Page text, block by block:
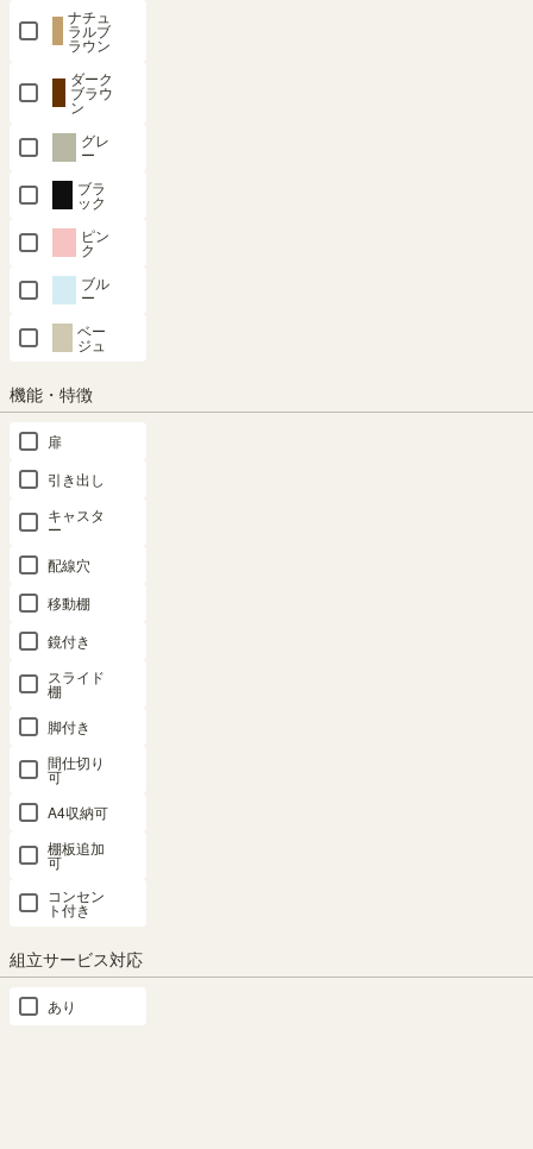
ナチュ
ラルブ
ラウン
ダーク
ブラウ
ン
グレ
ー
ブラ
ック
ピン
ク
ブル
ー
ベー
ジュ
機能・特徴
扉
引き出し
キャスタ
ー
配線穴
移動棚
鏡付き
スライド
棚
脚付き
間仕切り
可
A4収納可
棚板追加
可
コンセン
ト付き
組立サービス対応
あり
予定日:---
※在庫状況、実際の詳細な住所により変動する場合があります。
※正確なお届け予定日はご注文手続き画面にてご確認ください。
残りわずか
クーポンは注文手続き画面にてご利用いただけます
婦人靴なら約18足、紳士靴なら
約12足を収納が可能です。
4枚の棚板は3cm間隔で高さを